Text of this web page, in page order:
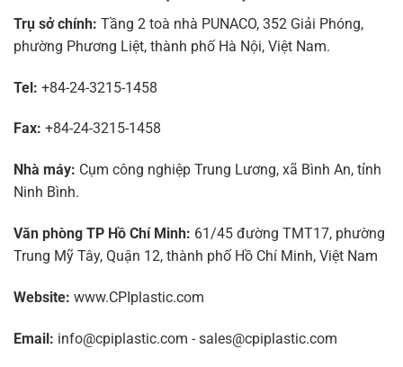
Trụ sở chính: Tầng 2 toà nhà PUNACO, 352 Giải Phóng,
phường Phương Liệt, thành phố Hà Nội, Việt Nam.
Tel: +84-24-3215-1458
Fax: +84-24-3215-1458
Nhà máy: Cụm công nghiệp Trung Lương, xã Bình An, tỉnh
Ninh Bình.
Văn phòng TP Hồ Chí Minh: 61/45 đường TMT17, phường
Trung Mỹ Tây, Quận 12, thành phố Hồ Chí Minh, Việt Nam
Website: www.CPIplastic.com
Email: info@cpiplastic.com - sales@cpiplastic.com